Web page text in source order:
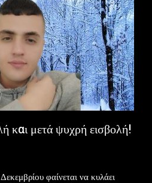
και μετά ψυχρή εισβολή!
φαίνεται να κυλάει